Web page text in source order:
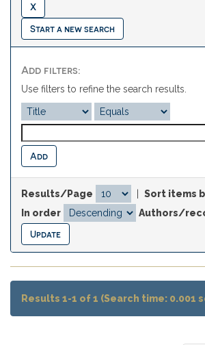
Start a new search
Add filters:
Use filters to refine the search results.
Results/Page
Sort items
In order
Authors/
Results 1-1 of 1 (Search time: 0.001